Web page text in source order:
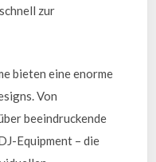
zur
bieten eine enorme
Von
beeindruckende
Equipment – die